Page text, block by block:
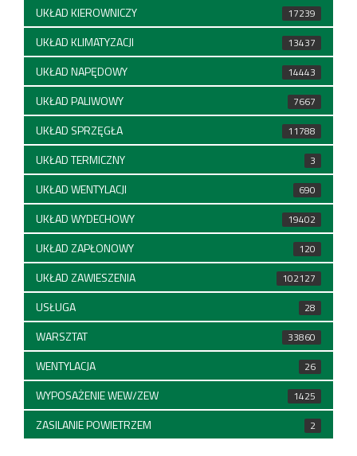
UKŁAD KIEROWNICZY 17239
UKŁAD KLIMATYZACJI 13437
UKŁAD NAPĘDOWY 14443
UKŁAD PALIWOWY 7667
UKŁAD SPRZĘGŁA 11788
UKŁAD TERMICZNY 3
UKŁAD WENTYLACJI 690
UKŁAD WYDECHOWY 19402
UKŁAD ZAPŁONOWY 120
UKŁAD ZAWIESZENIA 102127
USŁUGA 28
WARSZTAT 33860
WENTYLACJA 26
WYPOSAŻENIE WEW/ZEW 1425
ZASILANIE POWIETRZEM 2